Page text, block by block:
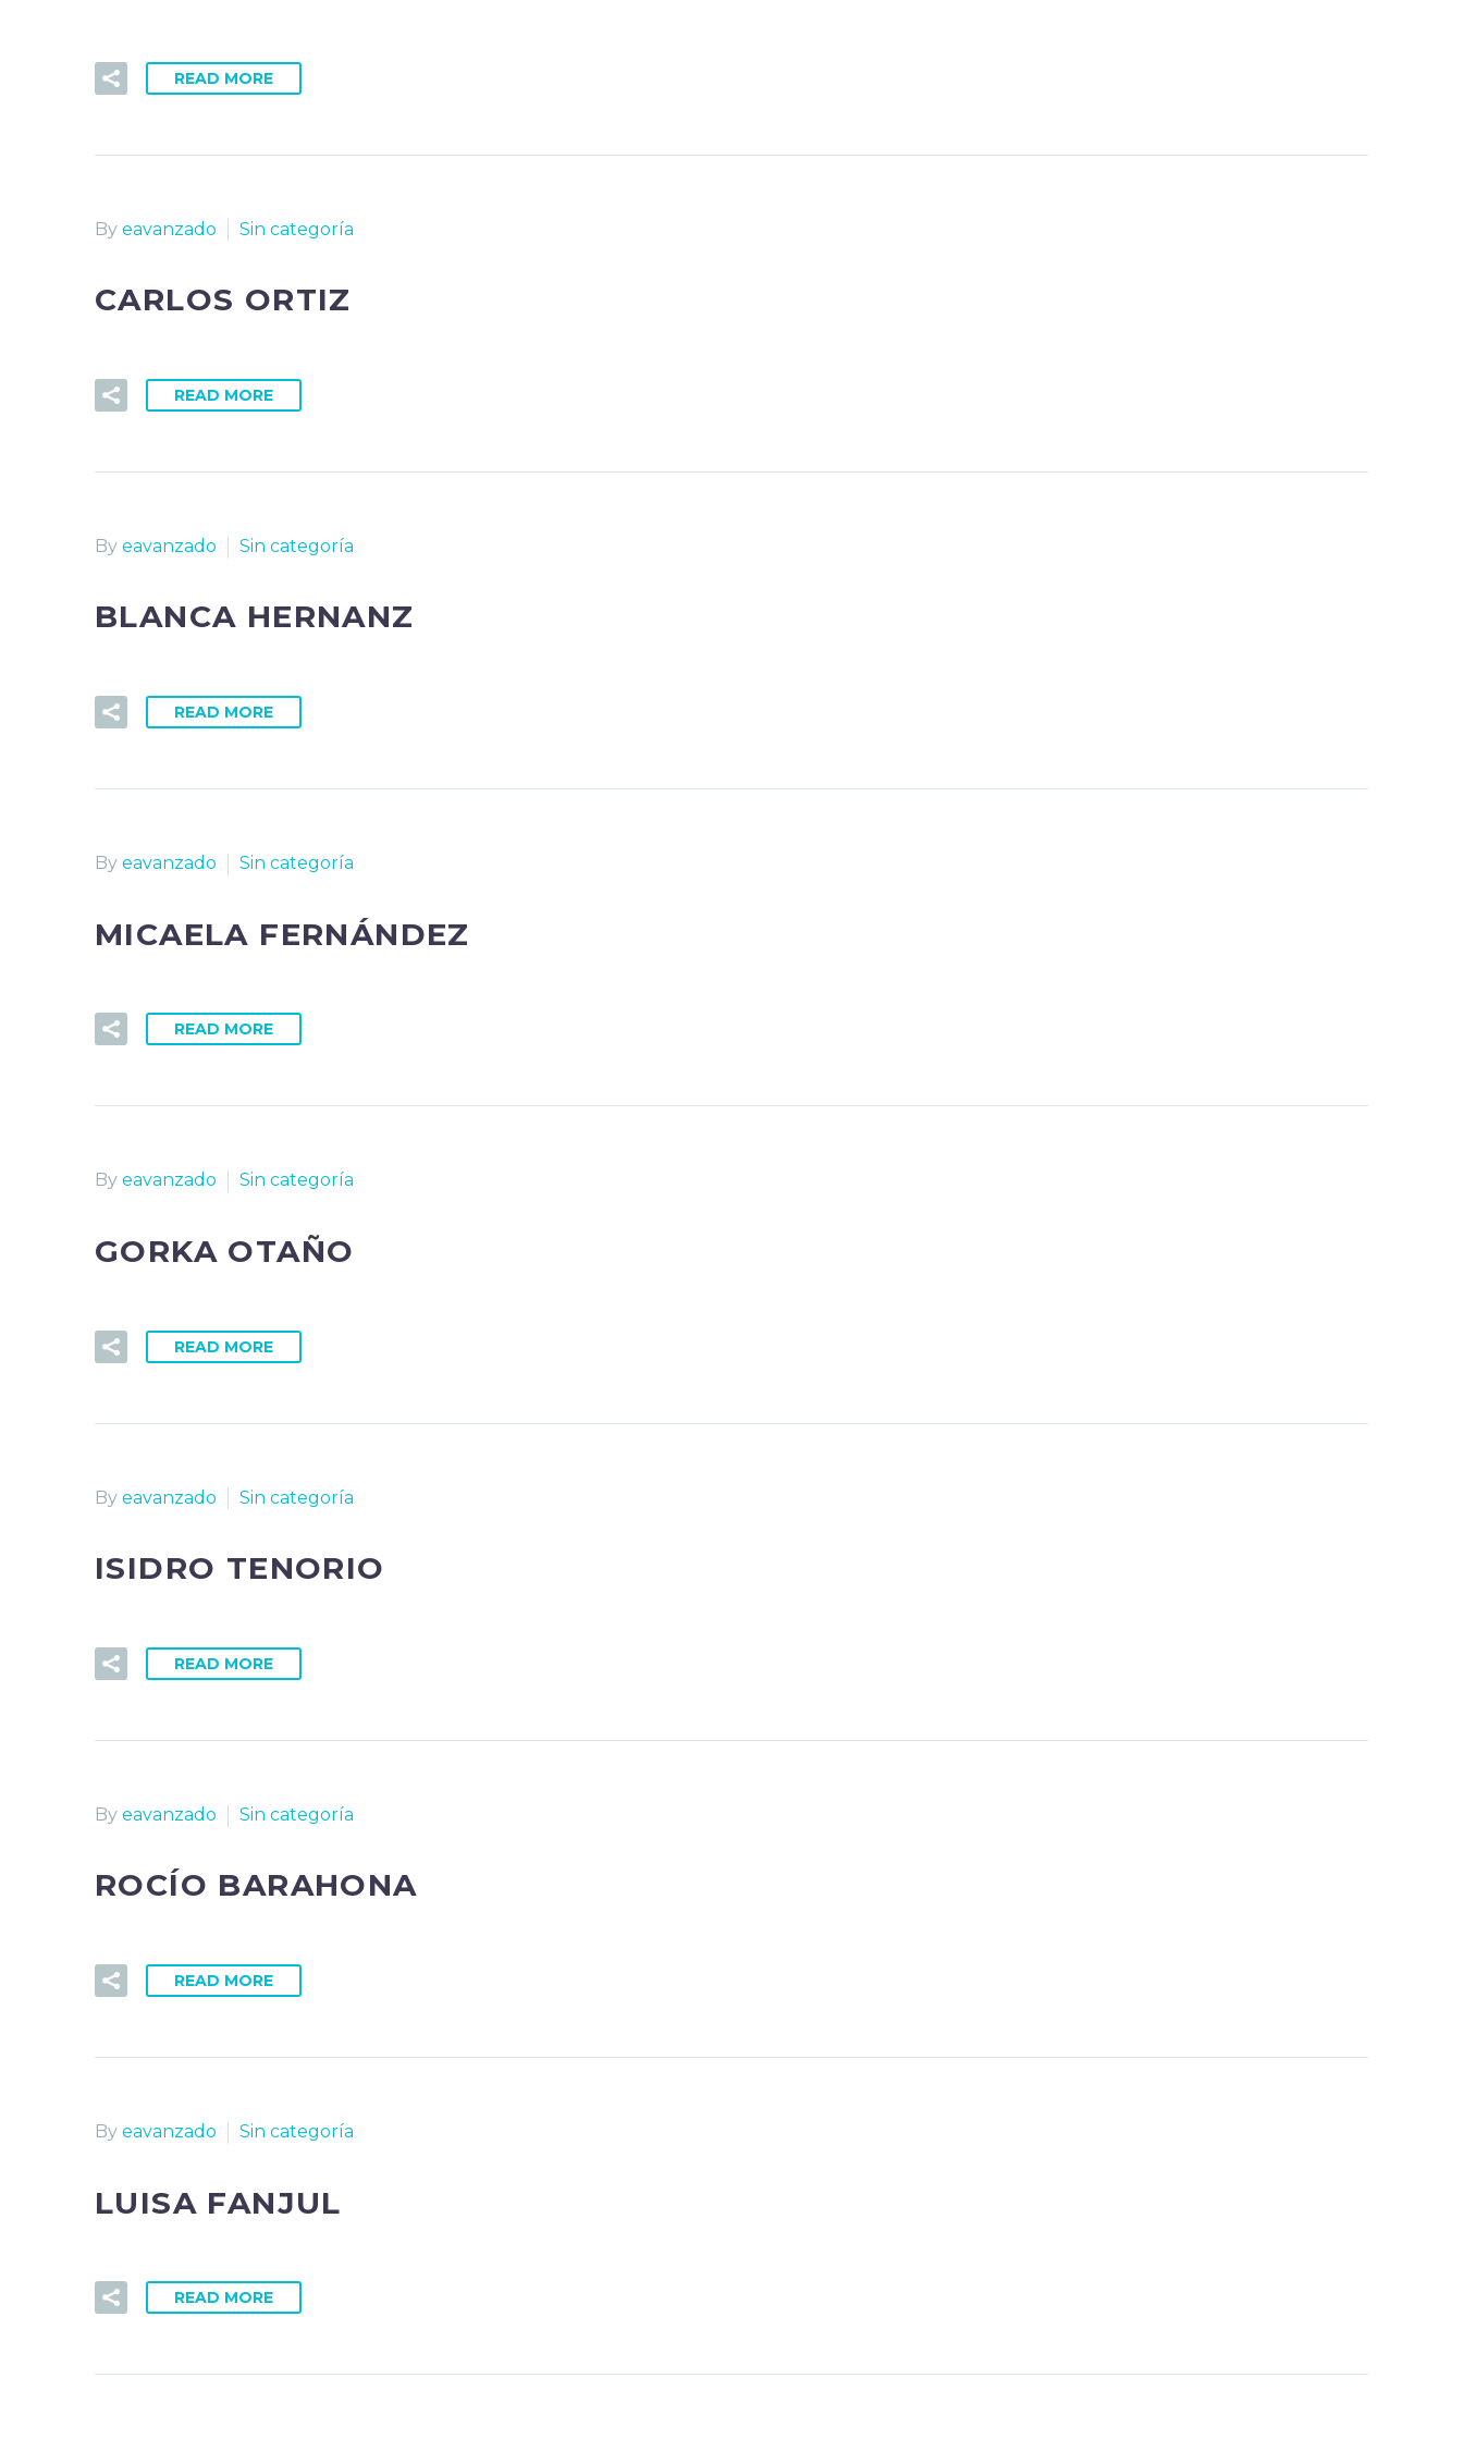
READ MORE
By eavanzado Sin categoría
CARLOS ORTIZ
READ MORE
By eavanzado Sin categoría
BLANCA HERNANZ
READ MORE
By eavanzado Sin categoría
MICAELA FERNÁNDEZ
READ MORE
By eavanzado Sin categoría
GORKA OTAÑO
READ MORE
By eavanzado Sin categoría
ISIDRO TENORIO
READ MORE
By eavanzado Sin categoría
ROCÍO BARAHONA
READ MORE
By eavanzado Sin categoría
LUISA FANJUL
READ MORE